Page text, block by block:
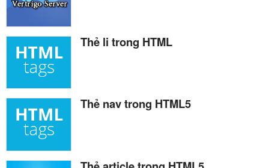
Thẻ li trong HTML
Thẻ nav trong HTML5